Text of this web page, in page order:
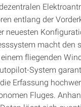
entlang der
neuesten
macht den
fliegenden
System
Erfassung
Fluges.